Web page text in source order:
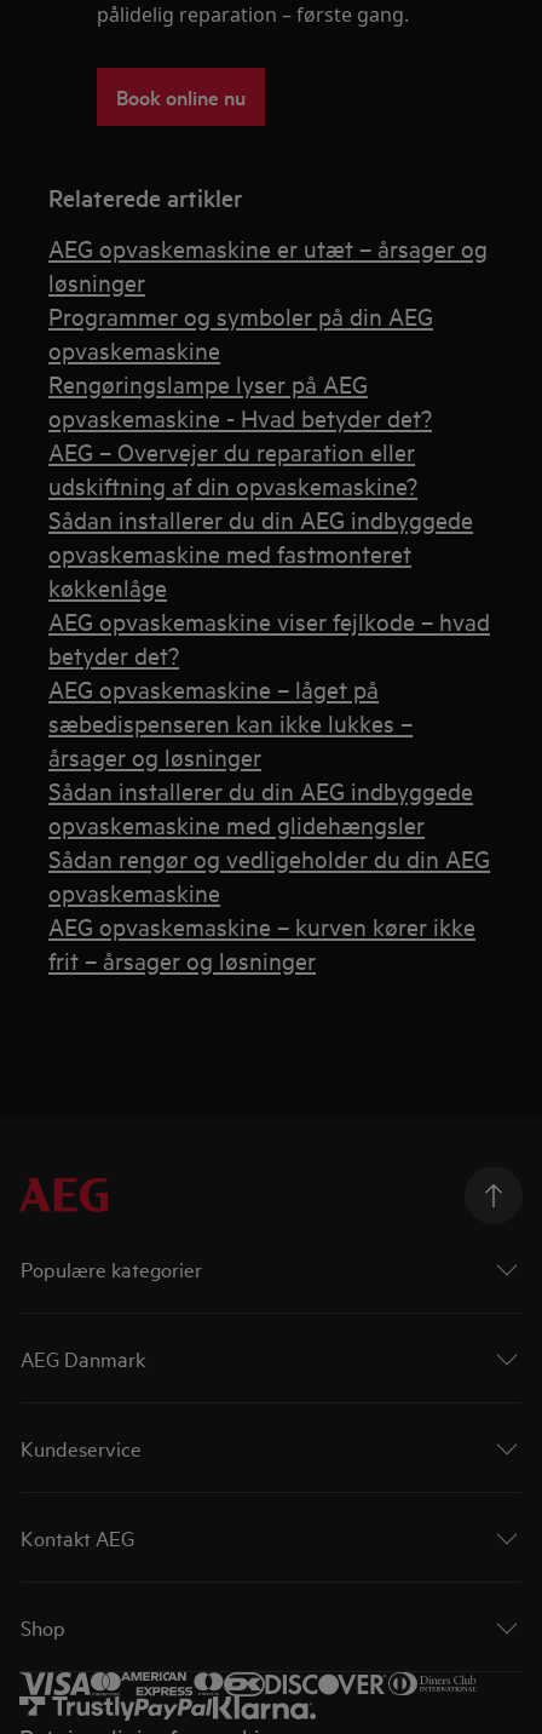
pålidelig reparation – første gang.
Book online nu
Relaterede artikler
AEG opvaskemaskine er utæt – årsager og
løsninger
Programmer og symboler på din AEG
opvaskemaskine
Rengøringslampe lyser på AEG
opvaskemaskine - Hvad betyder det?
AEG – Overvejer du reparation eller
udskiftning af din opvaskemaskine?
Sådan installerer du din AEG indbyggede
opvaskemaskine med fastmonteret
køkkenlåge
AEG opvaskemaskine viser fejlkode – hvad
betyder det?
AEG opvaskemaskine – låget på
sæbedispenseren kan ikke lukkes –
årsager og løsninger
Sådan installerer du din AEG indbyggede
opvaskemaskine med glidehængsler
Sådan rengør og vedligeholder du din AEG
opvaskemaskine
AEG opvaskemaskine – kurven kører ikke
frit – årsager og løsninger
Populære kategorier
AEG Danmark
Kundeservice
Kontakt AEG
Shop